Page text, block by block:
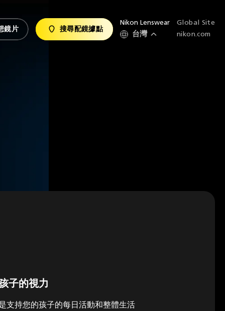
鏡片 搜尋配鏡據點
Nikon Lenswear
台灣
Global Site
nikon.com
子的視力
支持您的孩子的每日活動和整體生活